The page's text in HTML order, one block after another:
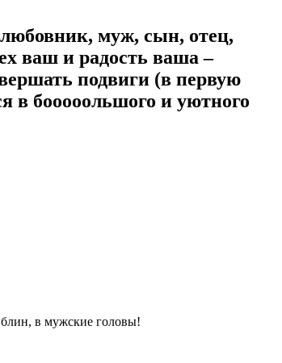
муж, сын, отец,
ваш и радость ваша –
подвиги (в первую
в бооооольшого и уютного
в мужские головы!